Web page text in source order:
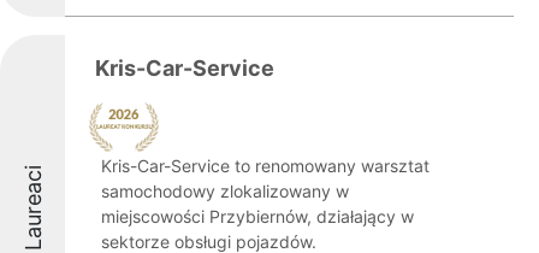
Laureaci
Kris-Car-Service
Kris-Car-Service to renomowany warsztat
samochodowy zlokalizowany w
miejscowości Przybiernów, działający w
sektorze obsługi pojazdów.